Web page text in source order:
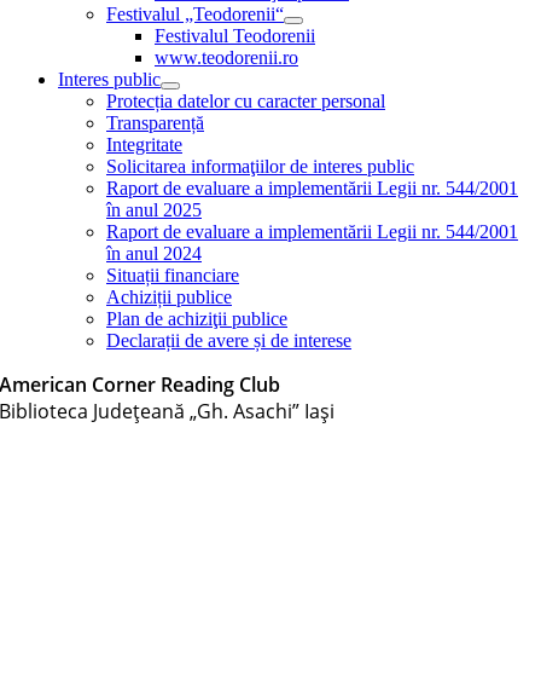
Festivalul „Teodorenii“
Festivalul Teodorenii
www.teodorenii.ro
Interes public
Protecția datelor cu caracter personal
Transparență
Integritate
Solicitarea informaţiilor de interes public
Raport de evaluare a implementării Legii nr. 544/2001
în anul 2025
Raport de evaluare a implementării Legii nr. 544/2001
în anul 2024
Situații financiare
Achiziții publice
Plan de achiziţii publice
Declarații de avere și de interese
American Corner Reading Club
Biblioteca Judeţeană „Gh. Asachi” Iaşi